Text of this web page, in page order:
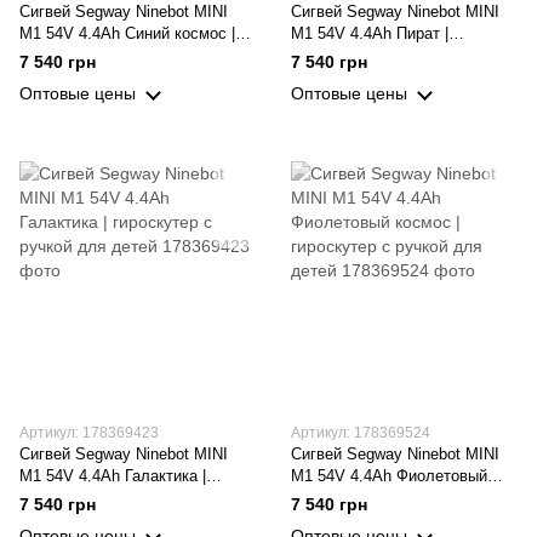
Сигвей Segway Ninebot MINI
M1 54V 4.4Ah Синий космос |
гироскутер с ручкой для детей
7 540 грн
Оптовые цены
Сигвей Segway Ninebot MINI
M1 54V 4.4Ah Пират |
гироскутер с ручкой для детей
7 540 грн
Оптовые цены
Артикул: 178369423
Сигвей Segway Ninebot MINI
M1 54V 4.4Ah Галактика |
гироскутер с ручкой для детей
7 540 грн
Артикул: 178369524
Сигвей Segway Ninebot MINI
M1 54V 4.4Ah Фиолетовый
космос | гироскутер с ручкой
для детей
7 540 грн